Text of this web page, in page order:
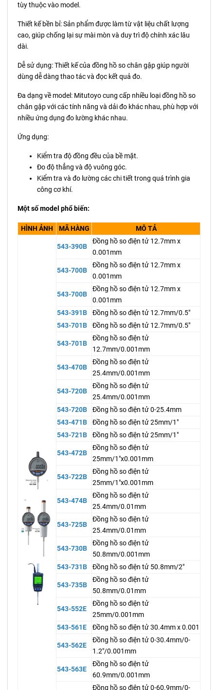
tùy thuộc vào model.
Thiết kế bền bỉ: Sản phẩm được làm từ vật liệu chất lượng
cao, giúp chống lại sự mài mòn và duy trì độ chính xác lâu
dài.
Dễ sử dụng: Thiết kế của đồng hồ so chân gập giúp người
dùng dễ dàng thao tác và đọc kết quả đo.
Đa dạng về model: Mitutoyo cung cấp nhiều loại đồng hồ so
chân gập với các tính năng và dải đo khác nhau, phù hợp với
nhiều ứng dụng đo lường khác nhau.
Ứng dụng:
Kiểm tra độ đồng đều của bề mặt.
Đo độ thẳng và độ vuông góc.
Kiểm tra và đo lường các chi tiết trong quá trình gia
công cơ khí.
Một số model phổ biến:
HÌNH ẢNH MÃ HÀNG MÔ TẢ
543-390B
Đồng hồ so điện tử 12.7mm x
0.001mm
543-700B
Đồng hồ so điện tử 12.7mm x
0.001mm
543-700B
Đồng hồ so điện tử 12.7mm x
0.001mm
543-391B
Đồng hồ so điện tử 12.7mm/0.5"
543-701B
Đồng hồ so điện tử 12.7mm/0.5"
543-701B
Đồng hồ so điện tử
12.7mm/0.001mm
543-470B
Đồng hồ so điện tử
25.4mm/0.001mm
543-720B
Đồng hồ so điện tử
25.4mm/0.001mm
543-720B
Đồng hồ so điện tử 0-25.4mm
543-471B
Đồng hồ so điện tử 25mm/1"
543-721B
Đồng hồ so điện tử 25mm/1"
543-472B
Đồng hồ so điện tử
25mm/1"x0.001mm
543-722B
Đồng hồ so điện tử
25mm/1"x0.001mm
543-474B
Đồng hồ so điện tử
25.4mm/0.01mm
543-725B
Đồng hồ so điện tử
25.4mm/0.01mm
543-730B
Đồng hồ so điện tử
50.8mm/0.001mm
543-731B
Đồng hồ so điện tử 50.8mm/2"
543-735B
Đồng hồ so điện tử
50.8mm/0.01mm
543-552E
Đồng hồ so điện tử
25mm/0.001mm
543-561E
Đồng hồ so điện tử 30.4mm x 0.001
543-562E
Đồng hồ so điện tử 0-30.4mm/0-
1.2"/0.001mm
543-563E
Đồng hồ so điện tử
60.9mm/0.001mm
Đồng hồ so điện tử 0-60.9mm/0-